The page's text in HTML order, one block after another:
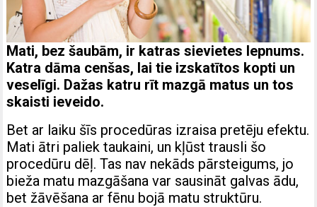
Mati, bez šaubām, ir katras sievietes lepnums.
Katra dāma cenšas, lai tie izskatītos kopti un
veselīgi. Dažas katru rīt mazgā matus un tos
skaisti ieveido.
Bet ar laiku šīs procedūras izraisa pretēju efektu.
Mati ātri paliek taukaini, un kļūst trausli šo
procedūru dēļ. Tas nav nekāds pārsteigums, jo
bieža matu mazgāšana var sausināt galvas ādu,
bet žāvēšana ar fēnu bojā matu struktūru.